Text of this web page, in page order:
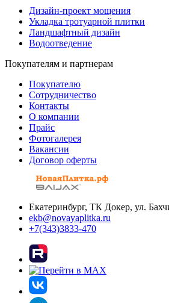
Дизайн-проект мощения
Укладка тротуарной плитки
Ландшафтный дизайн
Водоотведение
Покупателям и партнерам
Покупателю
Сотрудничество
Контакты
О компании
Прайс
Фотогалерея
Вакансии
Договор оферты
Екатеринбург, ТК Докер, ул.
ekb@novayaplitka.ru
+7(343)3833-470